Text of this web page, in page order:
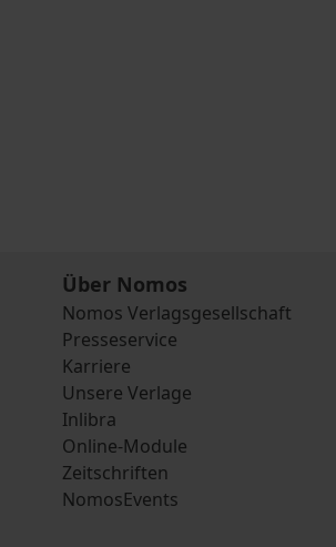
Über Nomos
Nomos Verlagsgesellschaft
Presseservice
Karriere
Unsere Verlage
Inlibra
Online-Module
Zeitschriften
NomosEvents